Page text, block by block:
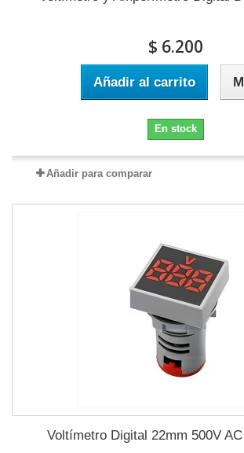
$ 6.200
Añadir al carrito
En stock
Añadir para comparar
Voltímetro Digital 22mm 500V